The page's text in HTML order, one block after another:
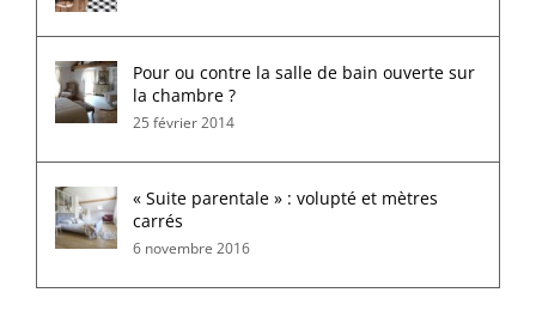
Pour ou contre la salle de bain ouverte sur
la chambre ?
25 février 2014
« Suite parentale » : volupté et mètres
carrés
6 novembre 2016